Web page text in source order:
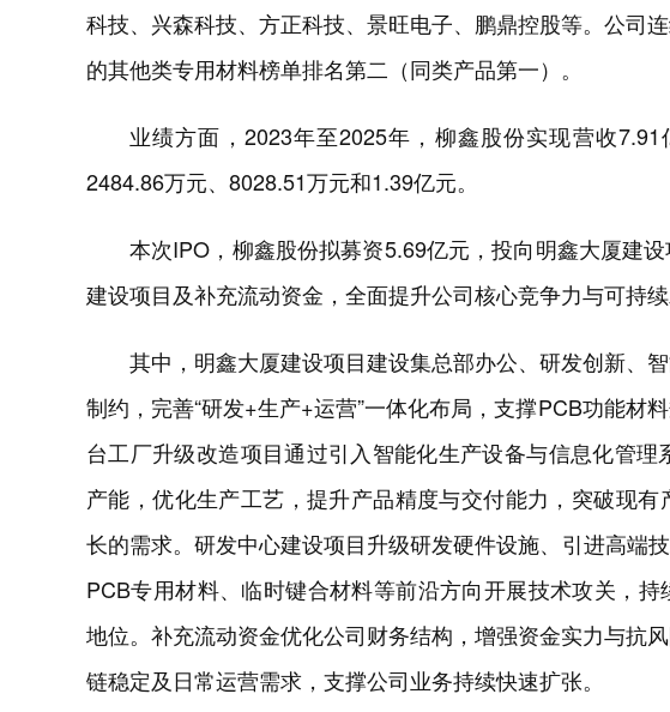
科技、兴森科技、方正科技、景旺电子、鹏鼎控股等。公司
的其他类专用材料榜单排名第二（同类产品第一）。
业绩方面，2023年至2025年，柳鑫股份实现营收
2484.86万元、8028.51万元和1.39亿元。
本次IPO，柳鑫股份拟募资5.69亿元，投向明鑫大厦建
建设项目及补充流动资金，全面提升公司核心竞争力与可持续
其中，明鑫大厦建设项目建设集总部办公、研发创新、
制约，完善“研发+生产+运营”一体化布局，支撑PCB功能材
台工厂升级改造项目通过引入智能化生产设备与信息化管
产能，优化生产工艺，提升产品精度与交付能力，突破现
长的需求。研发中心建设项目升级研发硬件设施、引进高端
PCB专用材料、临时键合材料等前沿方向开展技术攻关，
地位。补充流动资金优化公司财务结构，增强资金实力与抗
链稳定及日常运营需求，支撑公司业务持续快速扩张。